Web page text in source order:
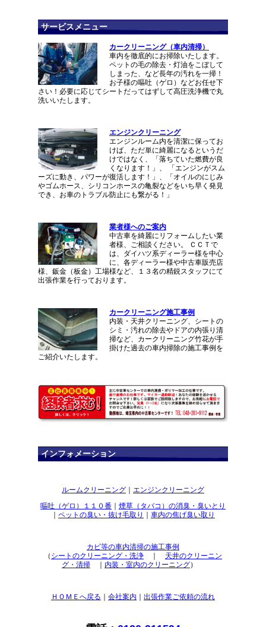
サービスメニュー
カークリーニング（車内清掃）
車内を徹底的にお掃除いたします。
ペットの毛の除去・灯油をこぼして
しまった、など長年の汚れを一掃！
お子様の嘔吐（ゲロ）などお任せ下
さい！必要に応じてシートだってはずして高圧洗浄機で丸
洗いいたします。
エンジンクリーニング
エンジンルーム内を清潔に保ってお
けば、ただ単に綺麗になるというだ
けではなく、「落ちていた燃費が良
くなります！」、 「エンジンがスム
ーズに動き、パワーが復活します！」、「オイルのにじみ
やゴムホース、シリコンホースの亀裂などをいち早く発見
でき、お車のトラブル防止にも繋がる！」
業者様へのご案内
中古車を綺麗にリフォームしたい業
者様、ご相談ください。 ＣＣＴで
は、ダイハツ系ディーラー様を中心
に、各ディーラー様や中古車販売店
様、鈑金（板金）工場様など、１３名の精鋭スタッフにて
出張作業を行っております。
カークリーニング施工事例
内装・天井クリーニング、シートの
シミ・汚れの除去やドアの内張り清
掃など、カークリーニング竹花が手
掛けた過去の車内掃除の施工事例を
ご紹介いたします。
インフォメーション
ルームクリーニング
エンジンクリーニング
嘔吐（ゲロ）１１０番
煙草（タバコ）の消臭・臭いとり
ペットの臭い・抜け毛取り 車内の焦げ臭い取り
カビ等の車内清掃の施工事例
（ シートのクリーニング・洗浄
天井のクリーニン
グ・清掃
内装・室内のクリーニング）
ＨＯＭＥへ戻る 会社案内 出張作業ご依頼の流れ